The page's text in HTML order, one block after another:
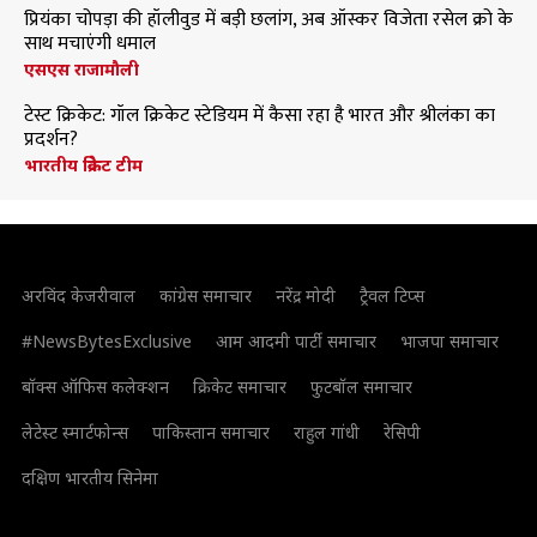
प्रियंका चोपड़ा की हॉलीवुड में बड़ी छलांग, अब ऑस्कर विजेता रसेल क्रो के
साथ मचाएंगी धमाल
एसएस राजामौली
टेस्ट क्रिकेट: गॉल क्रिकेट स्टेडियम में कैसा रहा है भारत और श्रीलंका का
प्रदर्शन?
भारतीय क्रिकेट टीम
अरविंद केजरीवाल कांग्रेस समाचार नरेंद्र मोदी
ट्रैवल टिप्स
#NewsBytesExclusive
आम आदमी पार्टी समाचार
भाजपा समाचार
बॉक्स ऑफिस कलेक्शन
क्रिकेट समाचार
फुटबॉल समाचार
लेटेस्ट स्मार्टफोन्स
पाकिस्तान समाचार राहुल गांधी
रेसिपी
दक्षिण भारतीय सिनेमा